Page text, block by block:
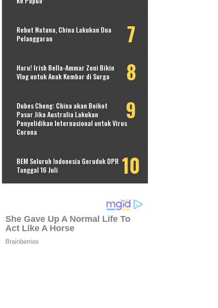
Rebut Natuna, China Lakukan Dua
Pelanggaran
Haru! Irish Bella-Ammar Zoni Bikin
Vlog untuk Anak Kembar di Surga
Dubes Cheng: China akan Boikot
Pasar Jika Australia Lakukan
Penyelidikan Internasional untuk Virus
Corona
BEM Seluruh Indonesia Geruduk DPR
Tanggal 16 Juli